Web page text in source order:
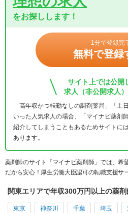
をお探しします！
1分で登録完
無料で登録
サイト上では公開
求人（非公開求人
「高年収かつ転勤なしの調剤薬局」「土
いった人気求人の場合、「マイナビ薬剤
紹介してしまうこともあるためサイトに
あります。
薬剤師のサイト「マイナビ薬剤師」では、希
だから安心！厚生労働大臣認可の転職支援サ
関東エリアで年収300万円以上の薬
東京 神奈川 千葉 埼玉